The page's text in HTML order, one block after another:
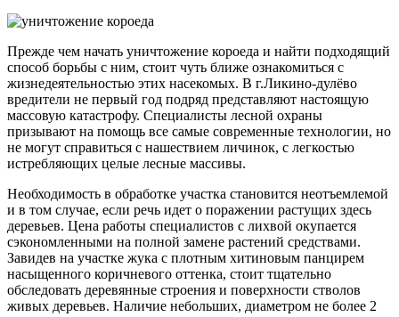
Прежде чем начать уничтожение короеда и найти подходящий
способ борьбы с ним, стоит чуть ближе ознакомиться с
жизнедеятельностью этих насекомых. В г.Ликино-дулёво
вредители не первый год подряд представляют настоящую
массовую катастрофу. Специалисты лесной охраны
призывают на помощь все самые современные технологии, но
не могут справиться с нашествием личинок, с легкостью
истребляющих целые лесные массивы.
Необходимость в обработке участка становится неотъемлемой
и в том случае, если речь идет о поражении растущих здесь
деревьев. Цена работы специалистов с лихвой окупается
сэкономленными на полной замене растений средствами.
Завидев на участке жука с плотным хитиновым панцирем
насыщенного коричневого оттенка, стоит тщательно
обследовать деревянные строения и поверхности стволов
живых деревьев. Наличие небольших, диаметром не более 2